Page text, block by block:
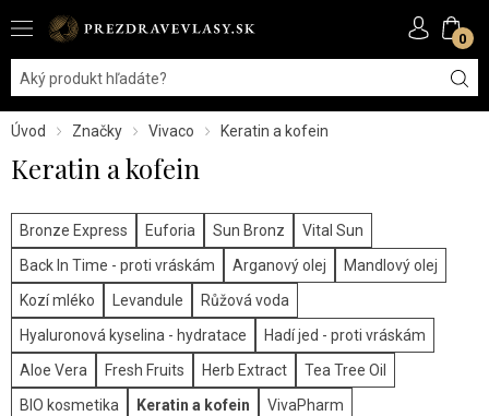
0
Úvod Značky Vivaco Keratin a kofein
Keratin a kofein
Bronze Express Euforia Sun Bronz
Vital Sun
Back In Time - proti vráskám
Arganový olej
Mandlový olej
Kozí mléko
Levandule
Růžová voda
Hyaluronová kyselina - hydratace
Hadí jed - proti vráskám
Aloe Vera
Fresh Fruits Herb Extract
Tea Tree Oil
BIO kosmetika
Keratin a kofein
VivaPharm